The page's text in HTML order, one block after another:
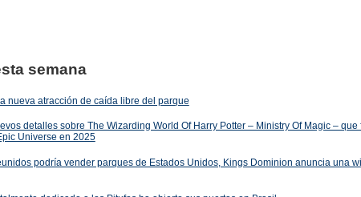
semana
nueva atracción de caída libre del parque
detalles sobre The Wizarding World Of Harry Potter – Ministry Of Magic – que
Universe en 2025
podría vender parques de Estados Unidos, Kings Dominion anuncia una